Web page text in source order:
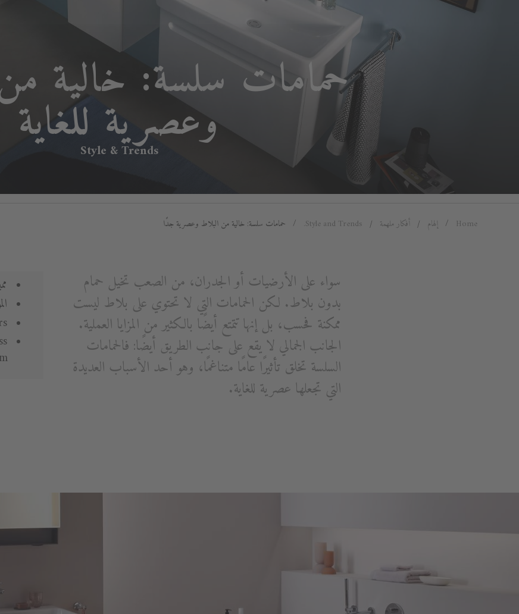
حمامات سلسة: خالية
وعصرية للغاية
Style & Trends
Home إلهام أفكار ملهمة Style and Trends. حمامات سلسة: خالية من البلاط وعصرية جدًا
سواء على الأرضيات أو الجدران، من الصعب تخيل حمام
بدون بلاط. لكن الحمامات التي لا تحتوي على بلاط ليست
ممكنة فحسب، بل إنها تتمتع أيضًا بالكثير من المزايا العملية.
الجانب الجمالي لا يقع على جانب الطريق أيضًا: فالحمامات
السلسة تخلق تأثيرًا عامًا متناغمًا، وهو أحد الأسباب العديدة
التي تجعلها عصرية للغاية.